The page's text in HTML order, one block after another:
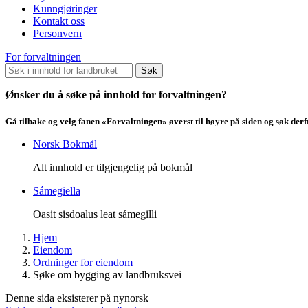
Kunngjøringer
Kontakt oss
Personvern
For forvaltningen
Søk
Ønsker du å søke på innhold for forvaltningen?
Gå tilbake og velg fanen «Forvaltningen» øverst til høyre på siden og søk
Norsk Bokmål
Alt innhold er tilgjengelig på bokmål
Sámegiella
Oasit sisdoalus leat sámegilli
Hjem
Eiendom
Ordninger for eiendom
Søke om bygging av landbruksvei
Denne sida eksisterer på nynorsk